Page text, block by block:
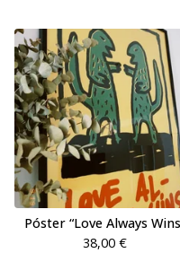
Póster “Love Always
38,00 €